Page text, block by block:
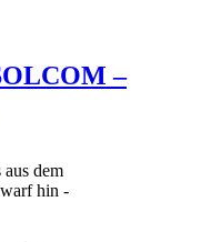
–